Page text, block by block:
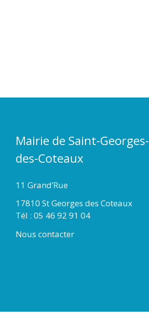
Mairie de Saint-Georges-
des-Coteaux
11 Grand’Rue
17810 St Georges des Coteaux
Tél : 05 46 92 91 04
Nous contacter